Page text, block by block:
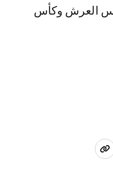
العرش وكأس